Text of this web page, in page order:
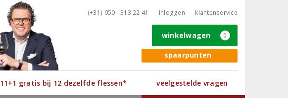
(+31) 050 - 313 22 41 inloggen klantenservice
spaarpunten
winkelwagen 0
11+1 gratis bij 12 dezelfde flessen* veelgestelde vragen